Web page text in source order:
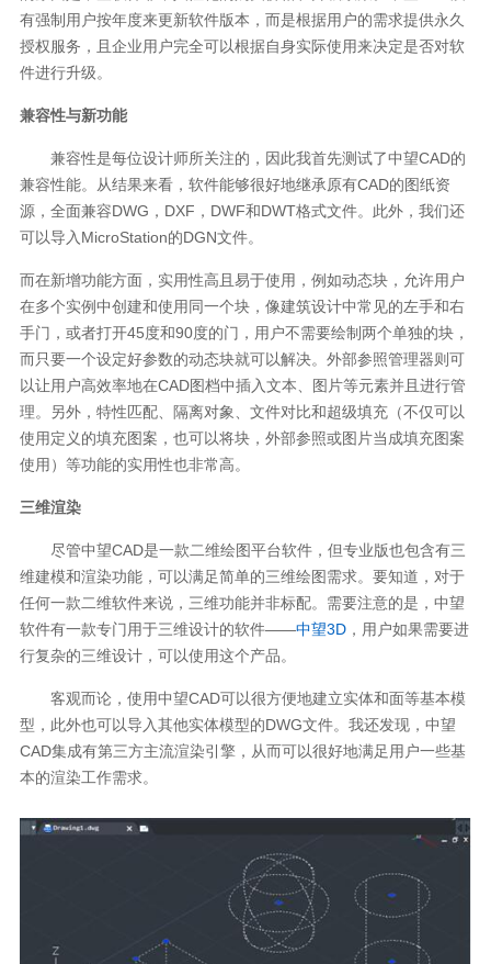
有强制用户按年度来更新软件版本，而是根据用户的需求提供永久
授权服务，且企业用户完全可以根据自身实际使用来决定是否对软
件进行升级。
兼容性与新功能
兼容性是每位设计师所关注的，因此我首先测试了中望CAD的
兼容性能。从结果来看，软件能够很好地继承原有CAD的图纸资
源，全面兼容DWG，DXF，DWF和DWT格式文件。此外，我们还
可以导入MicroStation的DGN文件。
而在新增功能方面，实用性高且易于使用，例如动态块，允许用户
在多个实例中创建和使用同一个块，像建筑设计中常见的左手和右
手门，或者打开45度和90度的门，用户不需要绘制两个单独的块，
而只要一个设定好参数的动态块就可以解决。外部参照管理器则可
以让用户高效率地在CAD图档中插入文本、图片等元素并且进行管
理。另外，特性匹配、隔离对象、文件对比和超级填充（不仅可以
使用定义的填充图案，也可以将块，外部参照或图片当成填充图案
使用）等功能的实用性也非常高。
三维渲染
尽管中望CAD是一款二维绘图平台软件，但专业版也包含有三
维建模和渲染功能，可以满足简单的三维绘图需求。要知道，对于
任何一款二维软件来说，三维功能并非标配。需要注意的是，中望
软件有一款专门用于三维设计的软件——中望3D，用户如果需要进
行复杂的三维设计，可以使用这个产品。
客观而论，使用中望CAD可以很方便地建立实体和面等基本模
型，此外也可以导入其他实体模型的DWG文件。我还发现，中望
CAD集成有第三方主流渲染引擎，从而可以很好地满足用户一些基
本的渲染工作需求。